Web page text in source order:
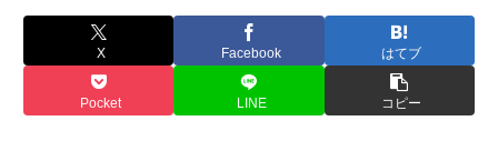
X Facebook はてブ
Pocket LINE コピー